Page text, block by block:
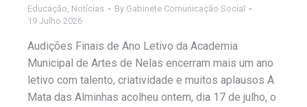
Educação, Notícias By Gabinete Comunicação Social
19 Julho 2026
Audições Finais de Ano Letivo da Academia
Municipal de Artes de Nelas encerram mais um ano
letivo com talento, criatividade e muitos aplausos A
Mata das Alminhas acolheu ontem, dia 17 de julho, o